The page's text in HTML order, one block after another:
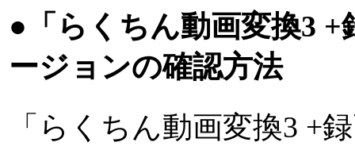
●「らくちん動画変換3
ージョンの確認方法
「らくちん動画変換3 +